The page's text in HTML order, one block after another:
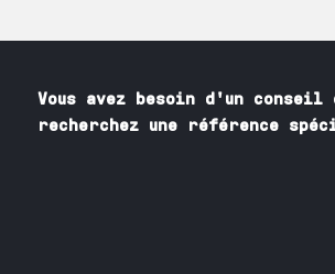
Vous avez besoin d'un conseil
recherchez une référence